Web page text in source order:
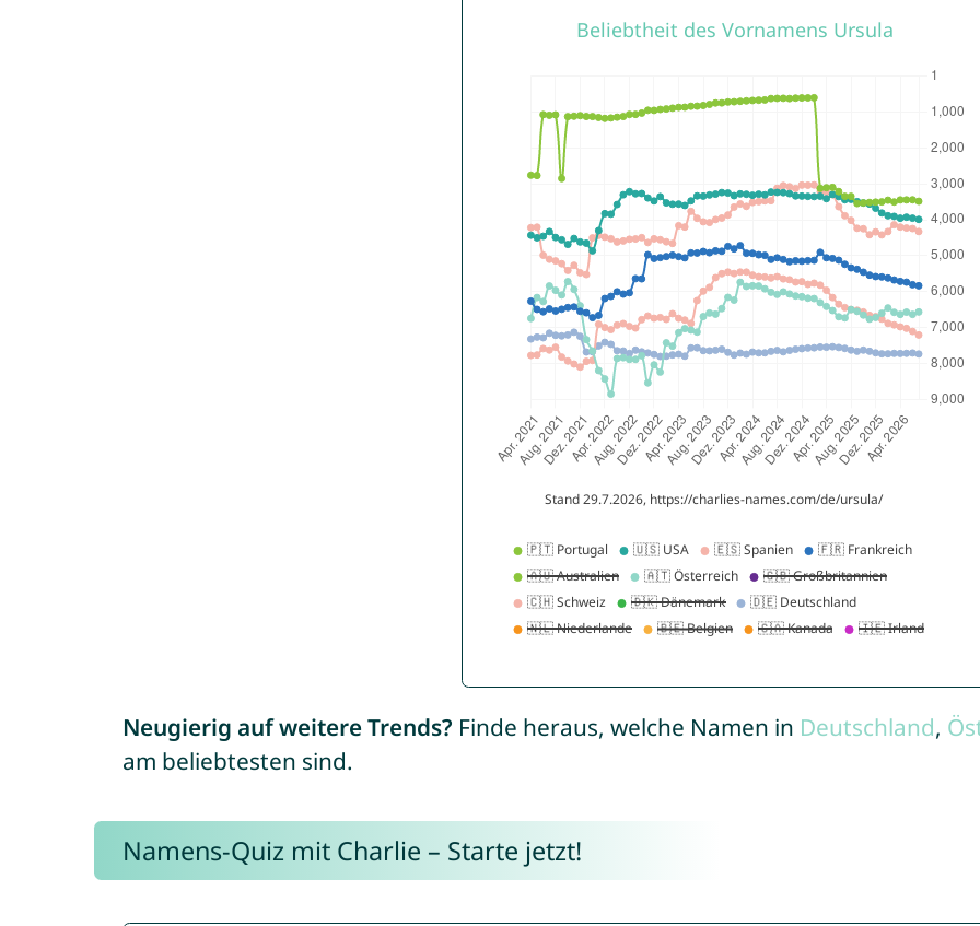
Neugierig auf weitere Trends? Finde heraus, welche Namen in Deutschland,
am beliebtesten sind.
Namens-Quiz mit Charlie – Starte jetzt!